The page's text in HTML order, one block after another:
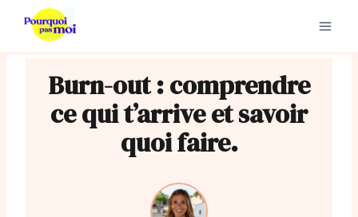
Burn-out : comprendre
ce qui t’arrive et savoir
quoi faire.